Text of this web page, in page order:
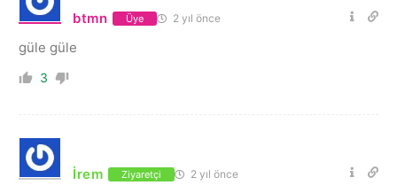
btmn Üye 2 yıl önce
güle güle
3
İrem Ziyaretçi 2 yıl önce